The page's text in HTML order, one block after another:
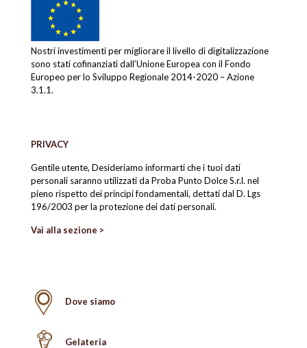
Nostri investimenti per migliorare il livello di digitalizzazione
sono stati cofinanziati dall’Unione Europea con il Fondo
Europeo per lo Sviluppo Regionale 2014-2020 – Azione
3.1.1.
PRIVACY
Gentile utente, Desideriamo informarti che i tuoi dati
personali saranno utilizzati da Proba Punto Dolce S.r.l. nel
pieno rispetto dei principi fondamentali, dettati dal D. Lgs
196/2003 per la protezione dei dati personali.
Vai alla sezione >
Dove siamo
Gelateria